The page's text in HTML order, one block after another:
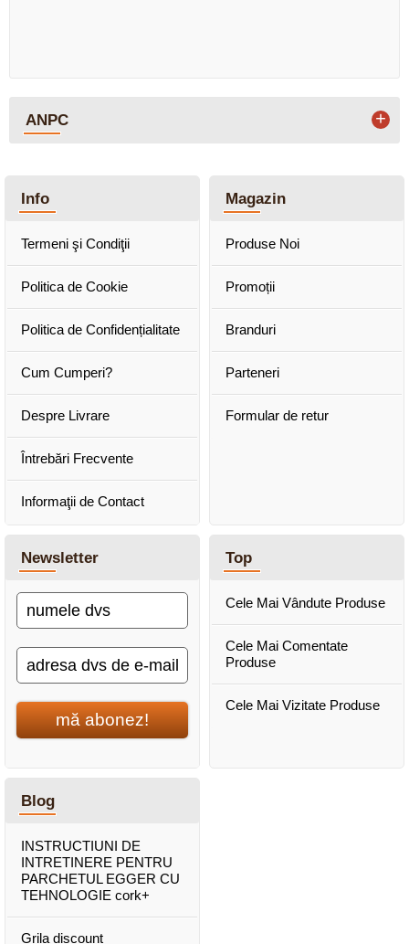
ANPC +
Info
Termeni şi Condiţii
Politica de Cookie
Politica de Confidențialitate
Cum Cumperi?
Despre Livrare
Întrebări Frecvente
Informaţii de Contact
Magazin
Produse Noi
Promoții
Branduri
Parteneri
Formular de retur
Newsletter
mă abonez!
Top
Cele Mai Vândute Produse
Cele Mai Comentate
Produse
Cele Mai Vizitate Produse
Blog
INSTRUCTIUNI DE
INTRETINERE PENTRU
PARCHETUL EGGER CU
TEHNOLOGIE cork+
Grila discount